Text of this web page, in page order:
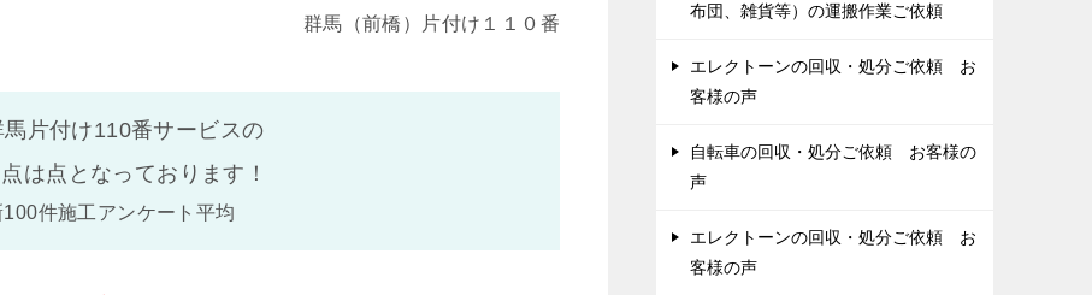
群馬（前橋）片付け１１０番
片付け110番サービスの
は点となっております！
件施工アンケート平均
布団、雑貨等）の運搬作業ご依頼
エレクトーンの回収・処分ご依頼 お
客様の声
自転車の回収・処分ご依頼 お客様の
声
エレクトーンの回収・処分ご依頼 お
客様の声